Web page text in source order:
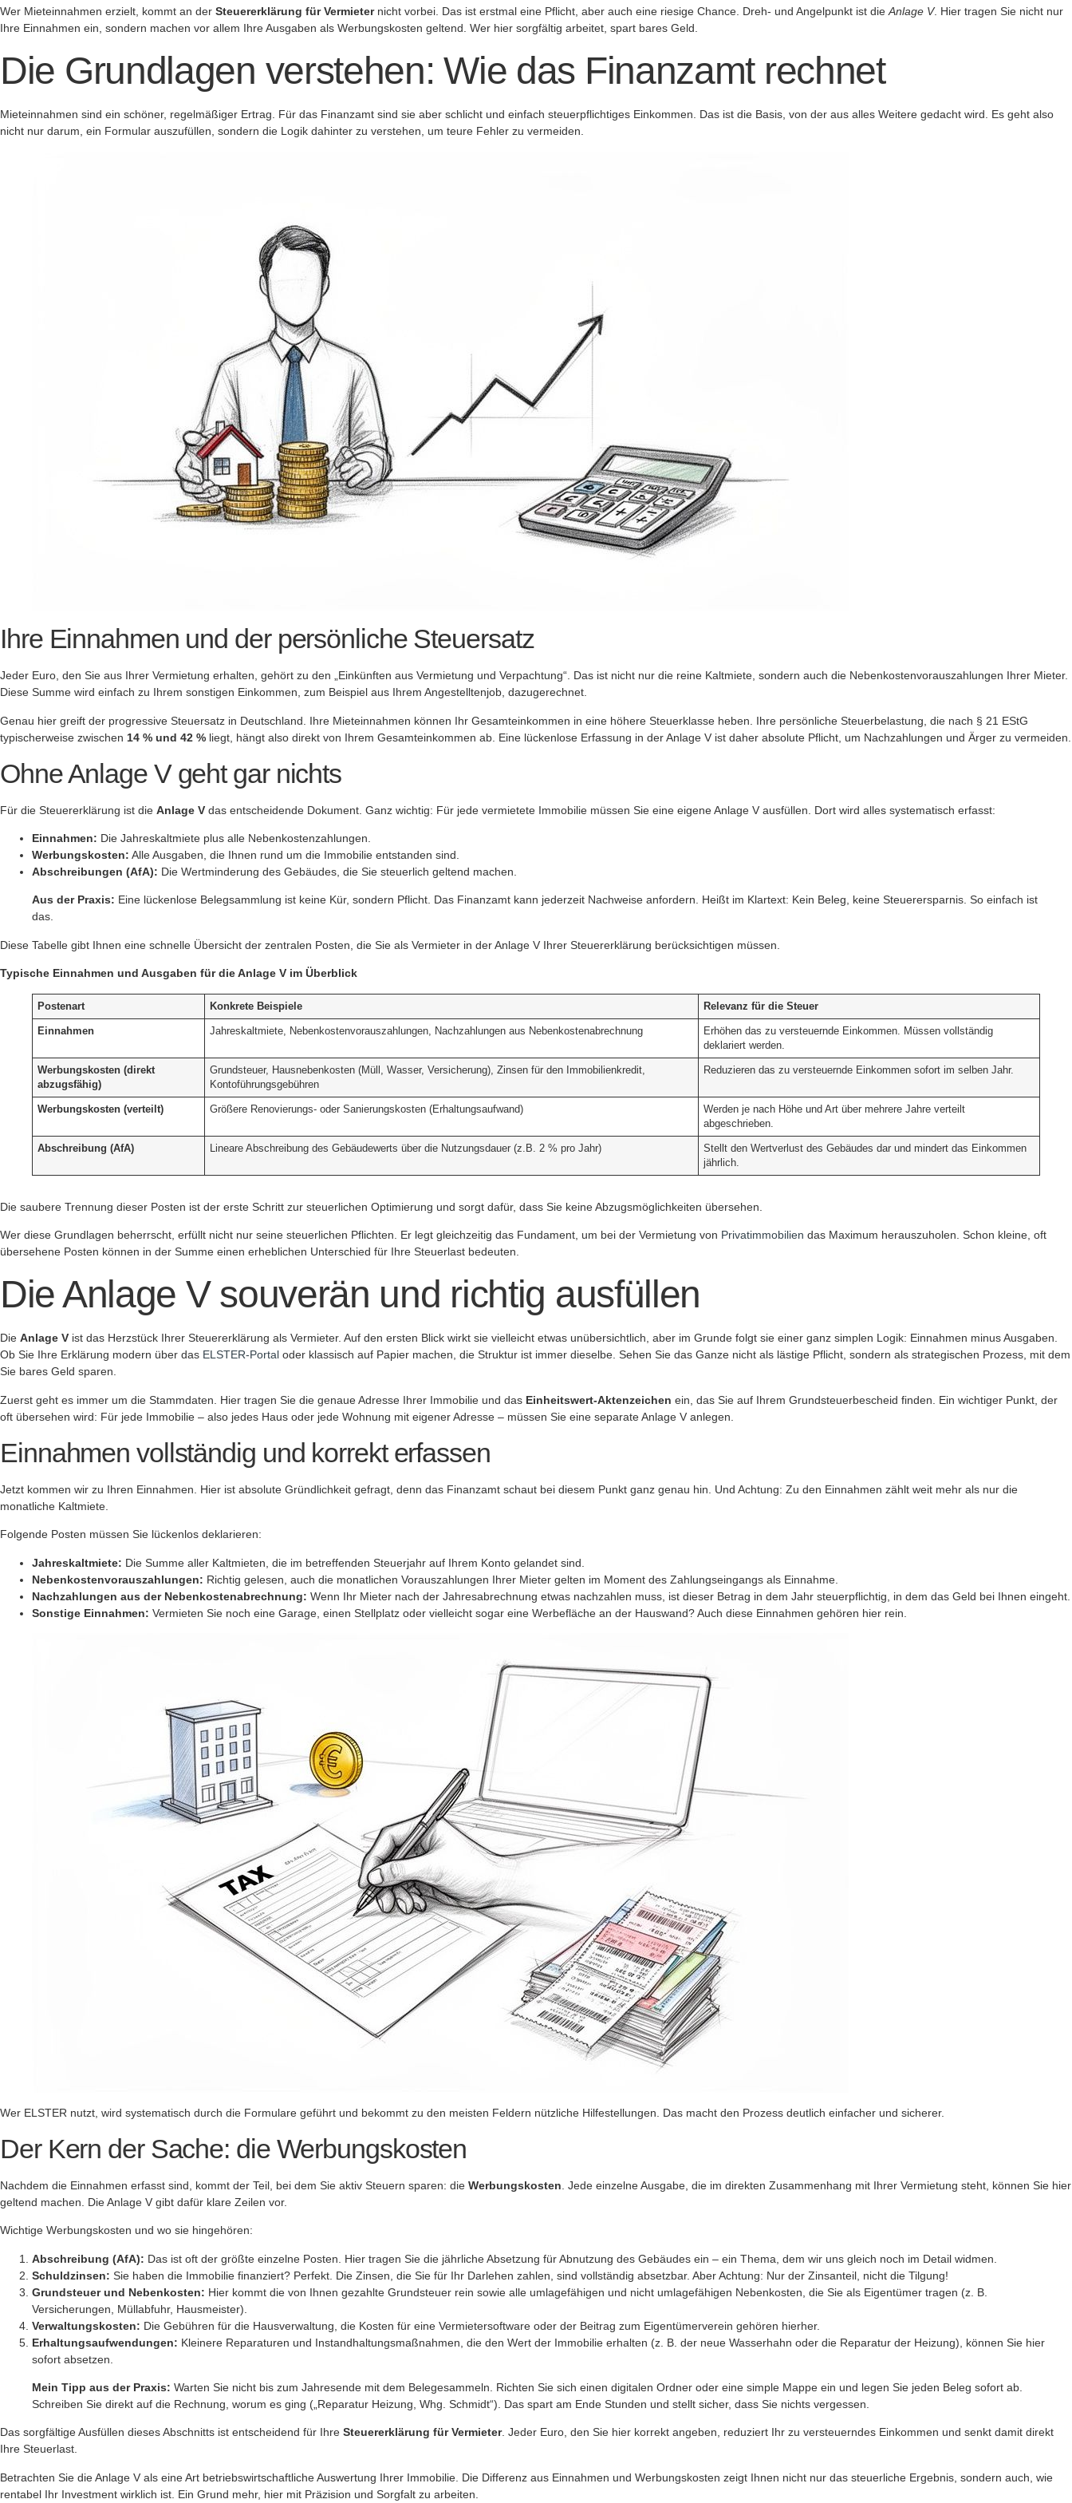
Wer Mieteinnahmen erzielt, kommt an der Steuererklärung für Vermieternicht vorbei. Das ist erstmal eine Pflicht, aber auch eine riesige Chance. Dreh- und Angelpunkt ist die Anlage V. Hier tragen Sie nicht nur
Ihre Einnahmen ein, sondern machen vor allem Ihre Ausgaben als Werbungskosten geltend. Wer hier sorgfältig arbeitet, spart bares Geld.
Die Grundlagen verstehen: Wie das Finanzamt rechnet
Mieteinnahmen sind ein schöner, regelmäßiger Ertrag. Für das Finanzamt sind sie aber schlicht und einfach steuerpflichtiges Einkommen. Das ist die Basis, von der aus alles Weitere gedacht wird. Es geht also
nicht nur darum, ein Formular auszufüllen, sondern die Logik dahinter zu verstehen, um teure Fehler zu vermeiden.
Ihre Einnahmen und der persönliche Steuersatz
Jeder Euro, den Sie aus Ihrer Vermietung erhalten, gehört zu den „Einkünften aus Vermietung und Verpachtung“. Das ist nicht nur die reine Kaltmiete, sondern auch die Nebenkostenvorauszahlungen Ihrer Mieter.
Diese Summe wird einfach zu Ihrem sonstigen Einkommen, zum Beispiel aus Ihrem Angestelltenjob, dazugerechnet.
Genau hier greift der progressive Steuersatz in Deutschland. Ihre Mieteinnahmen können Ihr Gesamteinkommen in eine höhere Steuerklasse heben. Ihre persönliche Steuerbelastung, die nach § 21 EStG
typischerweise zwischen 14 % und 42 % liegt, hängt also direkt von Ihrem Gesamteinkommen ab. Eine lückenlose Erfassung in der Anlage V ist daher absolute Pflicht, um Nachzahlungen und Ärger zu vermeiden.
Ohne Anlage V geht gar nichts
Für die Steuererklärung ist die Anlage V das entscheidende Dokument. Ganz wichtig: Für jede vermietete Immobilie müssen Sie eine eigene Anlage V ausfüllen. Dort wird alles systematisch erfasst:
Einnahmen: Die Jahreskaltmiete plus alle Nebenkostenzahlungen.
Werbungskosten: Alle Ausgaben, die Ihnen rund um die Immobilie entstanden sind.
Abschreibungen (AfA): Die Wertminderung des Gebäudes, die Sie steuerlich geltend machen.
Aus der Praxis: Eine lückenlose Belegsammlung ist keine Kür, sondern Pflicht. Das Finanzamt kann jederzeit Nachweise anfordern. Heißt im Klartext: Kein Beleg, keine Steuerersparnis. So einfach ist
das.
Diese Tabelle gibt Ihnen eine schnelle Übersicht der zentralen Posten, die Sie als Vermieter in der Anlage V Ihrer Steuererklärung berücksichtigen müssen.
Typische Einnahmen und Ausgaben für die Anlage V im Überblick
Postenart Konkrete Beispiele Relevanz für die Steuer
Einnahmen Jahreskaltmiete, Nebenkostenvorauszahlungen, Nachzahlungen aus Nebenkostenabrechnung
Erhöhen das zu versteuernde Einkommen. Müssen vollständig
deklariert werden.
Werbungskosten (direkt
abzugsfähig)
Grundsteuer, Hausnebenkosten (Müll, Wasser, Versicherung), Zinsen für den Immobilienkredit,
Kontoführungsgebühren
Reduzieren das zu versteuernde Einkommen sofort im selben Jahr.
Werbungskosten (verteilt) Größere Renovierungs- oder Sanierungskosten (Erhaltungsaufwand)
Werden je nach Höhe und Art über mehrere Jahre verteilt
abgeschrieben.
Abschreibung (AfA) Lineare Abschreibung des Gebäudewerts über die Nutzungsdauer (z.B. 2 % pro Jahr)
Stellt den Wertverlust des Gebäudes dar und mindert das Einkommen
jährlich.
Die saubere Trennung dieser Posten ist der erste Schritt zur steuerlichen Optimierung und sorgt dafür, dass Sie keine Abzugsmöglichkeiten übersehen.
Wer diese Grundlagen beherrscht, erfüllt nicht nur seine steuerlichen Pflichten. Er legt gleichzeitig das Fundament, um bei der Vermietung von Privatimmobilien das Maximum herauszuholen. Schon kleine, oft
übersehene Posten können in der Summe einen erheblichen Unterschied für Ihre Steuerlast bedeuten.
Die Anlage V souverän und richtig ausfüllen
Die Anlage V ist das Herzstück Ihrer Steuererklärung als Vermieter. Auf den ersten Blick wirkt sie vielleicht etwas unübersichtlich, aber im Grunde folgt sie einer ganz simplen Logik: Einnahmen minus Ausgaben.
Ob Sie Ihre Erklärung modern über das ELSTER-Portal oder klassisch auf Papier machen, die Struktur ist immer dieselbe. Sehen Sie das Ganze nicht als lästige Pflicht, sondern als strategischen Prozess, mit dem
Sie bares Geld sparen.
Zuerst geht es immer um die Stammdaten. Hier tragen Sie die genaue Adresse Ihrer Immobilie und das Einheitswert-Aktenzeichen ein, das Sie auf Ihrem Grundsteuerbescheid finden. Ein wichtiger Punkt, der
oft übersehen wird: Für jede Immobilie – also jedes Haus oder jede Wohnung mit eigener Adresse – müssen Sie eine separate Anlage V anlegen.
Einnahmen vollständig und korrekt erfassen
Jetzt kommen wir zu Ihren Einnahmen. Hier ist absolute Gründlichkeit gefragt, denn das Finanzamt schaut bei diesem Punkt ganz genau hin. Und Achtung: Zu den Einnahmen zählt weit mehr als nur die
monatliche Kaltmiete.
Folgende Posten müssen Sie lückenlos deklarieren:
Jahreskaltmiete: Die Summe aller Kaltmieten, die im betreffenden Steuerjahr auf Ihrem Konto gelandet sind.
Nebenkostenvorauszahlungen: Richtig gelesen, auch die monatlichen Vorauszahlungen Ihrer Mieter gelten im Moment des Zahlungseingangs als Einnahme.
Nachzahlungen aus der Nebenkostenabrechnung: Wenn Ihr Mieter nach der Jahresabrechnung etwas nachzahlen muss, ist dieser Betrag in dem Jahr steuerpflichtig, in dem das Geld bei Ihnen eingeht.
Sonstige Einnahmen: Vermieten Sie noch eine Garage, einen Stellplatz oder vielleicht sogar eine Werbefläche an der Hauswand? Auch diese Einnahmen gehören hier rein.
Wer ELSTER nutzt, wird systematisch durch die Formulare geführt und bekommt zu den meisten Feldern nützliche Hilfestellungen. Das macht den Prozess deutlich einfacher und sicherer.
Der Kern der Sache: die Werbungskosten
Nachdem die Einnahmen erfasst sind, kommt der Teil, bei dem Sie aktiv Steuern sparen: die Werbungskosten . Jede einzelne Ausgabe, die im direkten Zusammenhang mit Ihrer Vermietung steht, können Sie hier
geltend machen. Die Anlage V gibt dafür klare Zeilen vor.
Wichtige Werbungskosten und wo sie hingehören:
Abschreibung (AfA): Das ist oft der größte einzelne Posten. Hier tragen Sie die jährliche Absetzung für Abnutzung des Gebäudes ein – ein Thema, dem wir uns gleich noch im Detail widmen.
Schuldzinsen: Sie haben die Immobilie finanziert? Perfekt. Die Zinsen, die Sie für Ihr Darlehen zahlen, sind vollständig absetzbar. Aber Achtung: Nur der Zinsanteil, nicht die Tilgung!
Grundsteuer und Nebenkosten: Hier kommt die von Ihnen gezahlte Grundsteuer rein sowie alle umlagefähigen und nicht umlagefähigen Nebenkosten, die Sie als Eigentümer tragen (z. B.
Versicherungen, Müllabfuhr, Hausmeister).
Verwaltungskosten: Die Gebühren für die Hausverwaltung, die Kosten für eine Vermietersoftware oder der Beitrag zum Eigentümerverein gehören hierher.
Erhaltungsaufwendungen: Kleinere Reparaturen und Instandhaltungsmaßnahmen, die den Wert der Immobilie erhalten (z. B. der neue Wasserhahn oder die Reparatur der Heizung), können Sie hier
sofort absetzen.
Mein Tipp aus der Praxis: Warten Sie nicht bis zum Jahresende mit dem Belegesammeln. Richten Sie sich einen digitalen Ordner oder eine simple Mappe ein und legen Sie jeden Beleg sofort ab.
Schreiben Sie direkt auf die Rechnung, worum es ging („Reparatur Heizung, Whg. Schmidt“). Das spart am Ende Stunden und stellt sicher, dass Sie nichts vergessen.
Das sorgfältige Ausfüllen dieses Abschnitts ist entscheidend für Ihre Steuererklärung für Vermieter. Jeder Euro, den Sie hier korrekt angeben, reduziert Ihr zu versteuerndes Einkommen und senkt damit direkt
Ihre Steuerlast.
Betrachten Sie die Anlage V als eine Art betriebswirtschaftliche Auswertung Ihrer Immobilie. Die Differenz aus Einnahmen und Werbungskosten zeigt Ihnen nicht nur das steuerliche Ergebnis, sondern auch, wie
rentabel Ihr Investment wirklich ist. Ein Grund mehr, hier mit Präzision und Sorgfalt zu arbeiten.